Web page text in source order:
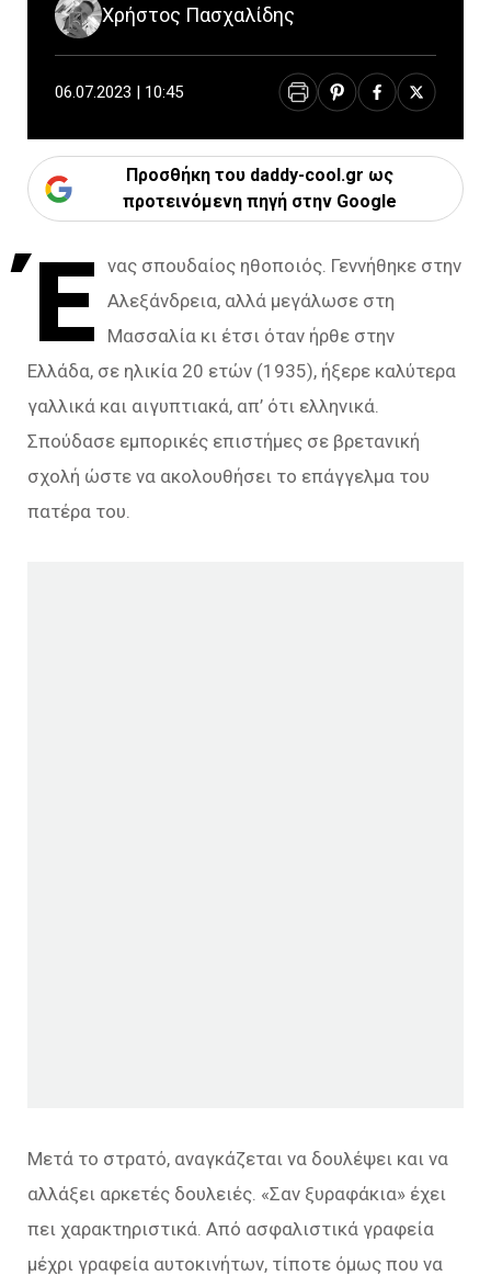
Χρήστος Πασχαλίδης
06.07.2023 | 10:45
Προσθήκη του daddy-cool.gr ως
προτεινόμενη πηγή στην Google
Έ
νας σπουδαίος ηθοποιός. Γεννήθηκε στην
Αλεξάνδρεια, αλλά μεγάλωσε στη
Μασσαλία κι έτσι όταν ήρθε στην
Ελλάδα, σε ηλικία 20 ετών (1935), ήξερε καλύτερα
γαλλικά και αιγυπτιακά, απ’ ότι ελληνικά.
Σπούδασε εμπορικές επιστήμες σε βρετανική
σχολή ώστε να ακολουθήσει το επάγγελμα του
πατέρα του.
Μετά το στρατό, αναγκάζεται να δουλέψει και να
αλλάξει αρκετές δουλειές. «Σαν ξυραφάκια» έχει
πει χαρακτηριστικά. Από ασφαλιστικά γραφεία
μέχρι γραφεία αυτοκινήτων, τίποτε όμως που να